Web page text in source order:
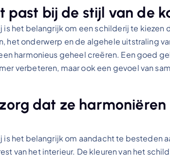
past bij de stijl van de
is het belangrijk om een schilderij te kiezen
het onderwerp en de algehele uitstraling
harmonieus geheel creëren. Een goed
verbeteren, maar ook een gevoel van
dat ze
is het belangrijk om aandacht te besteden
van het interieur. De kleuren van het